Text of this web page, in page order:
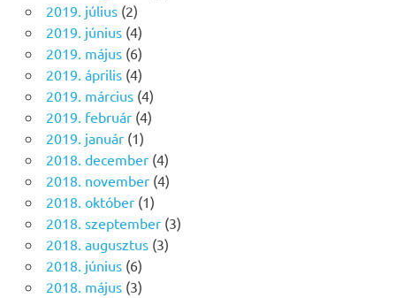
2019. július(2)
2019. június(4)
2019. május(6)
2019. április(4)
2019. március(4)
2019. február(4)
2019. január(1)
2018. december(4)
2018. november(4)
2018. október(1)
2018. szeptember(3)
2018. augusztus(3)
2018. június(6)
2018. május(3)